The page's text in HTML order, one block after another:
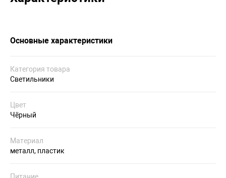
Основные характеристики
Категория товара
Светильники
Цвет
Чёрный
Материал
металл, пластик
Питание